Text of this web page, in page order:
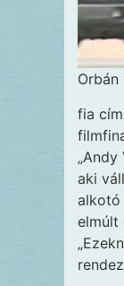
Orbán
fia
aki
alkotó
elmúlt